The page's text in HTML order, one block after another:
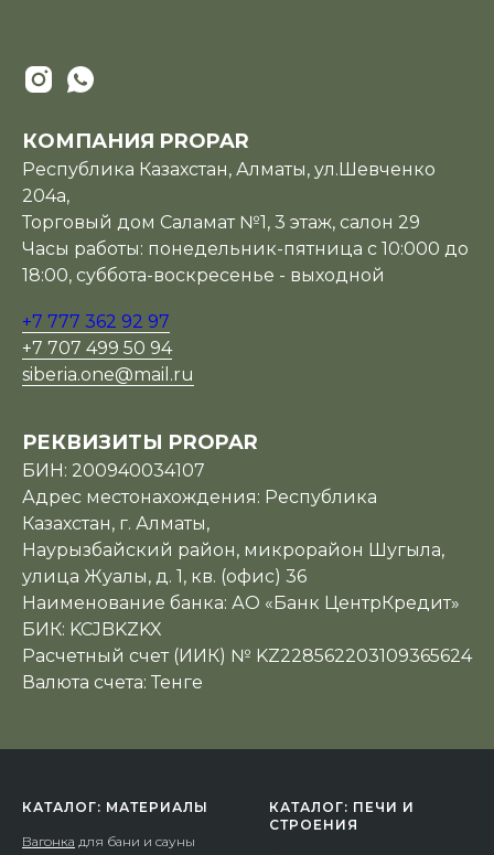
КОМПАНИЯ PROPAR
Республика Казахстан, Алматы, ул.Шевченко
204а,
Торговый дом Саламат №1, 3 этаж, салон 29
Часы работы: понедельник-пятница с 10:000 до
18:00, суббота-воскресенье - выходной
+7 777 362 92 97
+7 707 499 50 94
siberia.one@mail.ru
РЕКВИЗИТЫ PROPAR
БИН: 200940034107
Адрес местонахождения: Республика
Казахстан, г. Алматы,
Наурызбайский район, микрорайон Шугыла,
улица Жуалы, д. 1, кв. (офис) 36
Наименование банка: АО «Банк ЦентрКредит»
БИК: KCJBKZKX
Расчетный счет (ИИК) № KZ228562203109365624
Валюта счета: Тенге
КАТАЛОГ: МАТЕРИАЛЫ
Вагонка для бани и сауны
КАТАЛОГ: ПЕЧИ И
СТРОЕНИЯ